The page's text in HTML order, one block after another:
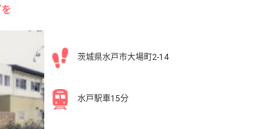
茨城県水戸市大場町2-14
水戸駅車15分